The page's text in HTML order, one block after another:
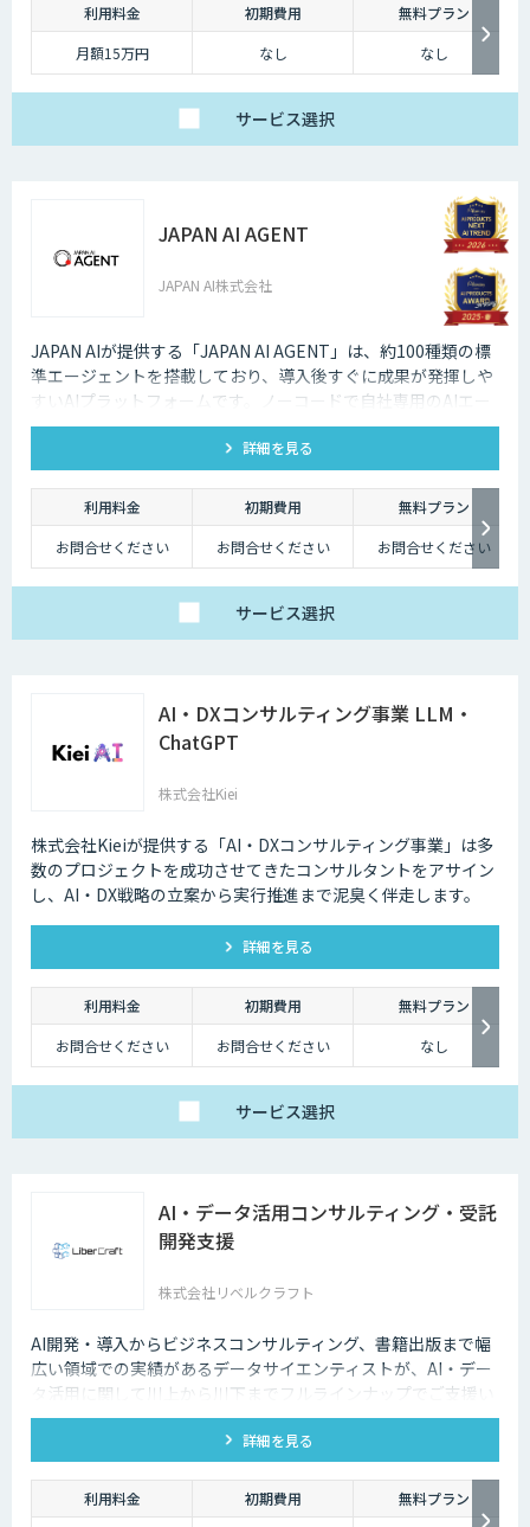
利用料金 初期費用
無料プラン
月額15万円
なし なし
サービス選択
JAPAN AI AGENT
JAPAN AI株式会社
JAPAN AIが提供する「JAPAN AI AGENT」は、約100種類の標
準エージェントを搭載しており、導入後すぐに成果が発揮しや
すいAIプラットフォームです。ノーコードで自社専用のAIエー
ジェントも作成でき、「AI社員」として自律してタスクを遂行
する環境を構築可能です。
詳細を見る
利用料金 初期費用
無料プラン
お問合せください
お問合せください お問合せください
サービス選択
AI・DXコンサルティング事業 LLM・
ChatGPT
株式会社Kiei
株式会社Kieiが提供する「AI・DXコンサルティング事業」は多
数のプロジェクトを成功させてきたコンサルタントをアサイン
し、AI・DX戦略の立案から実行推進まで泥臭く伴走します。
詳細を見る
利用料金 初期費用
無料プラン
お問合せください
お問合せください なし
サービス選択
AI・データ活用コンサルティング・受託
開発支援
株式会社リベルクラフト
AI開発・導入からビジネスコンサルティング、書籍出版まで幅
広い領域での実績があるデータサイエンティストが、AI・デー
タ活用に関して川上から川下までフルラインナップでご支援い
たします。
詳細を見る
利用料金 初期費用
無料プラン